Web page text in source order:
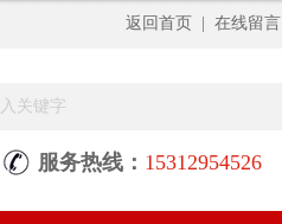
返回首页 在线留言
服务热线： 15312954526